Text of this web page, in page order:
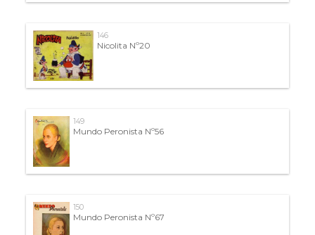
146
Nicolita Nº20
149
Mundo Peronista Nº56
150
Mundo Peronista Nº67